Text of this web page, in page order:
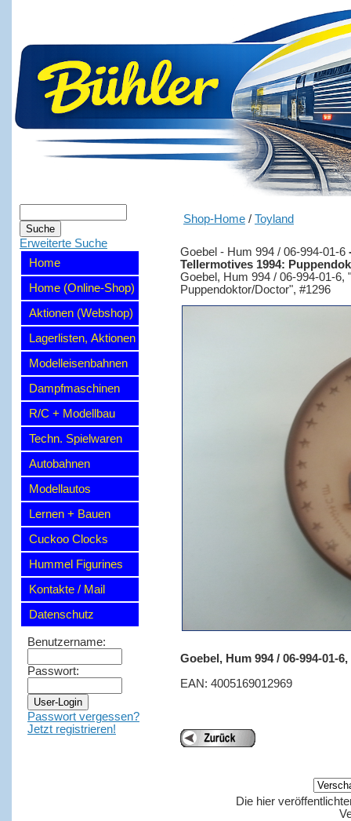
Erweiterte Suche
Home
Home (Online-Shop)
Aktionen (Webshop)
Lagerlisten, Aktionen
Modelleisenbahnen
Dampfmaschinen
R/C + Modellbau
Techn. Spielwaren
Autobahnen
Modellautos
Lernen + Bauen
Cuckoo Clocks
Hummel Figurines
Kontakte / Mail
Datenschutz
Benutzername:
Passwort:
Passwort vergessen?
Jetzt registrieren!
Shop-Home / Toyland
Goebel - Hum 994 / 06-994-01-6
Tellermotives 1994:
Goebel, Hum 994 / 06-994-01-6,
Puppendoktor/Doctor", #1296
Goebel, Hum 994 / 06-994-01-
EAN: 4005169012969
Die hier